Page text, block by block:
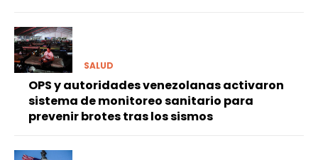
SALUD
OPS y autoridades venezolanas activaron
sistema de monitoreo sanitario para
prevenir brotes tras los sismos